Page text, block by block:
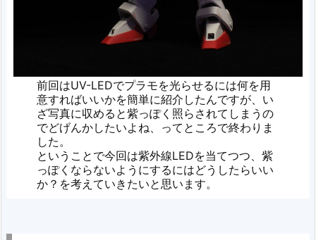
前回はUV-LEDでプラモを光らせるには何を用
意すればいいかを簡単に紹介したんですが、い
ざ写真に収めると紫っぽく照らされてしまうの
でどげんかしたいよね、ってところで終わりま
した。
ということで今回は紫外線LEDを当てつつ、紫
っぽくならないようにするにはどうしたらいい
か？を考えていきたいと思います。